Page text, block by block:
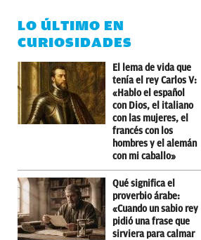
LO ÚLTIMO EN
CURIOSIDADES
El lema de vida que
tenía el rey Carlos V:
«Hablo el español
con Dios, el italiano
con las mujeres, el
francés con los
hombres y el alemán
con mi caballo»
Qué significa el
proverbio árabe:
«Cuando un sabio rey
pidió una frase que
sirviera para calmar